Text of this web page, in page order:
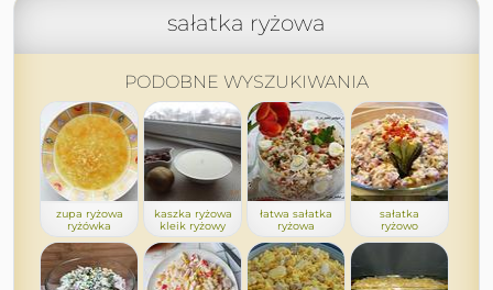
sałatka ryżowa
PODOBNE WYSZUKIWANIA
zupa ryżowa
ryżówka
kaszka ryżowa
kleik ryżowy
łatwa sałatka
ryżowa
sałatka
ryżowo